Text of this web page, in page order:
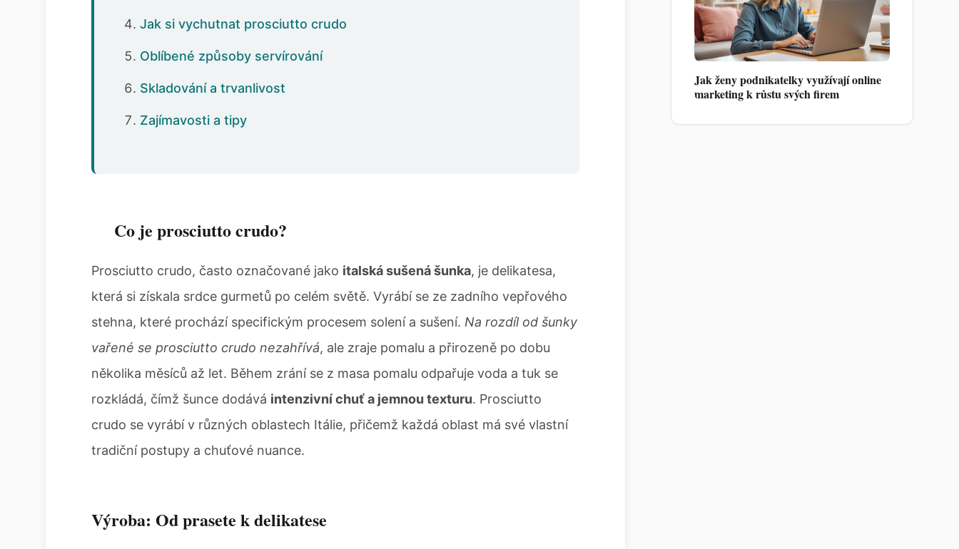
Jak si vychutnat prosciutto crudo
Oblíbené způsoby servírování
Skladování a trvanlivost
Zajímavosti a tipy
Co je prosciutto crudo?
Prosciutto crudo, často označované jako italská sušená šunka, je delikatesa,
která si získala srdce gurmetů po celém světě. Vyrábí se ze zadního vepřového
stehna, které prochází specifickým procesem solení a sušení. Na rozdíl od šunky
vařené se prosciutto crudo nezahřívá, ale zraje pomalu a přirozeně po dobu
několika měsíců až let. Během zrání se z masa pomalu odpařuje voda a tuk se
rozkládá, čímž šunce dodává intenzivní chuť a jemnou texturu. Prosciutto
crudo se vyrábí v různých oblastech Itálie, přičemž každá oblast má své vlastní
tradiční postupy a chuťové nuance.
Výroba: Od prasete k delikatese
Jak ženy podnikatelky využívají online
marketing k růstu svých firem